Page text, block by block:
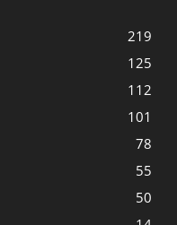
219
125
112
101
78
55
50